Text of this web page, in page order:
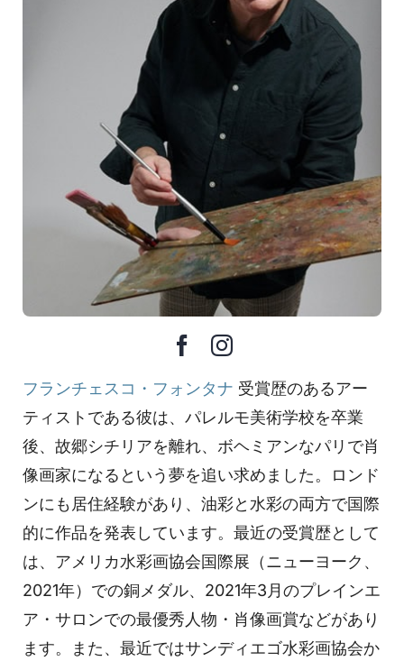
フランチェスコ・フォンタナ 受賞歴のあるアー
ティストである彼は、パレルモ美術学校を卒業
後、故郷シチリアを離れ、ボヘミアンなパリで肖
像画家になるという夢を追い求めました。ロンド
ンにも居住経験があり、油彩と水彩の両方で国際
的に作品を発表しています。最近の受賞歴として
は、アメリカ水彩画協会国際展（ニューヨーク、
2021年）での銅メダル、2021年3月のプレインエ
ア・サロンでの最優秀人物・肖像画賞などがあり
ます。また、最近ではサンディエゴ水彩画協会か